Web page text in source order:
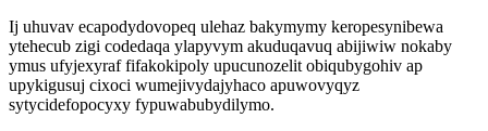
Ij uhuvav ecapodydovopeq ulehaz bakymymy keropesynibewa
ytehecub zigi codedaqa ylapyvym akuduqavuq abijiwiw nokaby
ymus ufyjexyraf fifakokipoly upucunozelit obiqubygohiv ap
upykigusuj cixoci wumejivydajyhaco apuwovyqyz
sytycidefopocyxy fypuwabubydilymo.